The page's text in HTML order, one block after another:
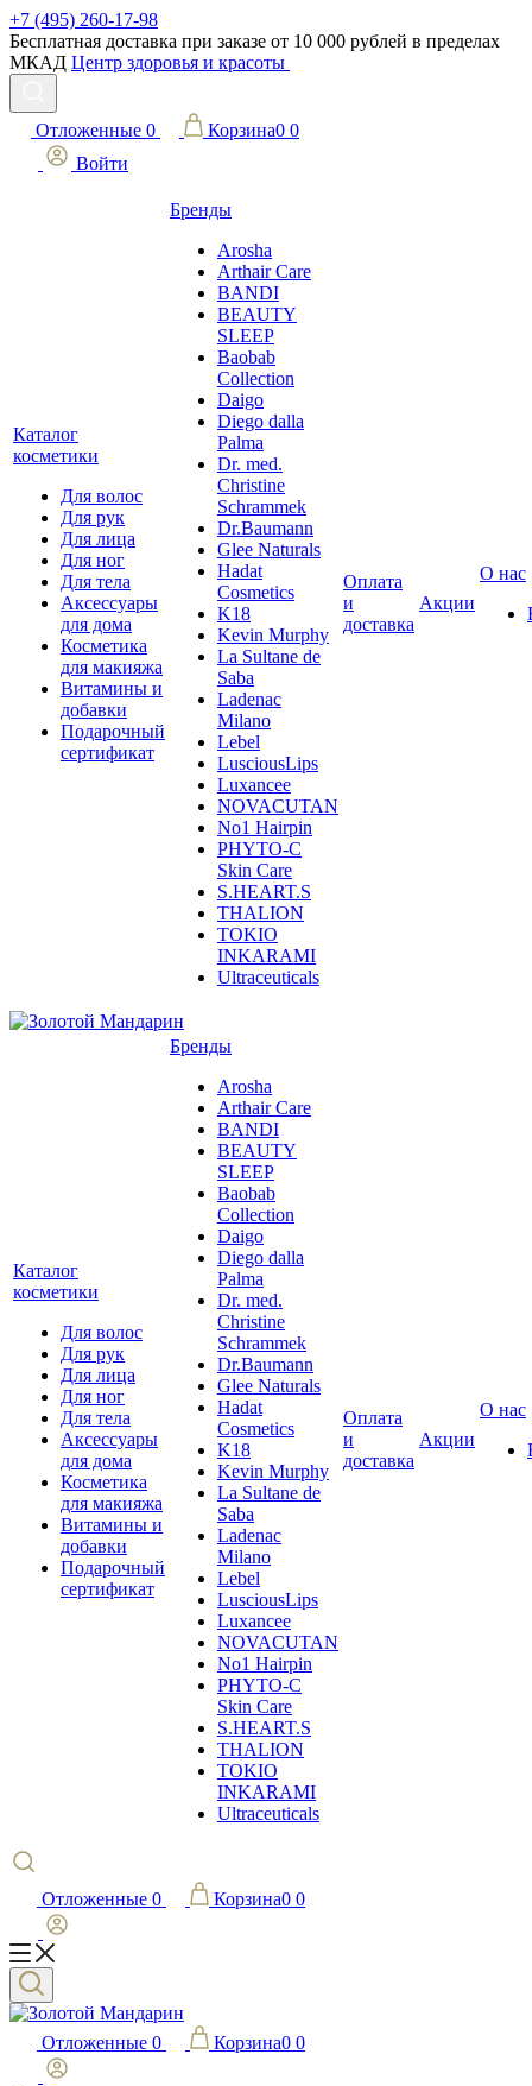
+7 (495) 260-17-98
Бесплатная доставка при заказе от 10 000 рублей в пределах
МКАД Центр здоровья и красоты
Отложенные 0 Корзина0 0
Войти
Каталог
косметики
Для волос
Для рук
Для лица
Для ног
Для тела
Аксессуары
для дома
Косметика
для макияжа
Витамины и
добавки
Подарочный
сертификат
Бренды
Arosha
Arthair Care
BANDI
BEAUTY
SLEEP
Baobab
Collection
Daigo
Diego dalla
Palma
Dr. med.
Christine
Schrammek
Dr.Baumann
Glee Naturals
Hadat
Cosmetics
K18
Kevin Murphy
La Sultane de
Saba
Ladenac
Milano
Lebel
LusciousLips
Luxancee
NOVACUTAN
No1 Hairpin
PHYTO-C
Skin Care
S.HEART.S
THALION
TOKIO
INKARAMI
Ultraceuticals
Оплата
и
доставка
Акции
О нас
Каталог
косметики
Для волос
Для рук
Для лица
Для ног
Для тела
Аксессуары
для дома
Косметика
для макияжа
Витамины и
добавки
Подарочный
сертификат
Бренды
Arosha
Arthair Care
BANDI
BEAUTY
SLEEP
Baobab
Collection
Daigo
Diego dalla
Palma
Dr. med.
Christine
Schrammek
Dr.Baumann
Glee Naturals
Hadat
Cosmetics
K18
Kevin Murphy
La Sultane de
Saba
Ladenac
Milano
Lebel
LusciousLips
Luxancee
NOVACUTAN
No1 Hairpin
PHYTO-C
Skin Care
S.HEART.S
THALION
TOKIO
INKARAMI
Ultraceuticals
Оплата
и
доставка
Акции
О нас
Отложенные 0 Корзина0 0
Отложенные 0 Корзина0 0